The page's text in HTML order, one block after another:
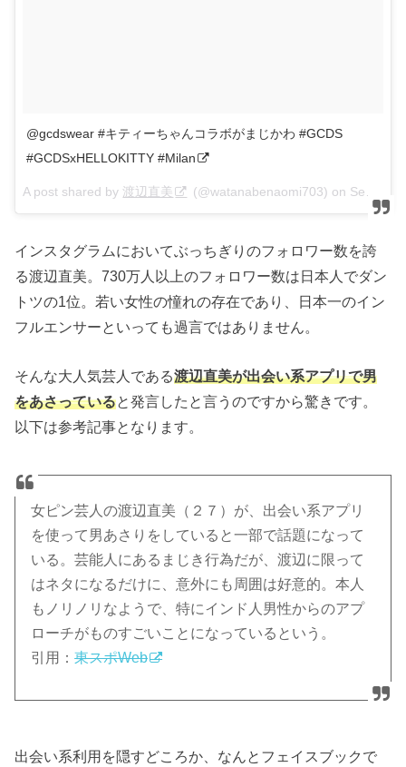
@gcdswear #キティーちゃんコラボがまじかわ #GCDS
#GCDSxHELLOKITTY #Milan
A post shared by渡辺直美 (@watanabenaomi703) on Sep 22, 2017 at 8:22pm PDT
インスタグラムにおいてぶっちぎりのフォロワー数を誇
る渡辺直美。730万人以上のフォロワー数は日本人でダン
トツの1位。若い女性の憧れの存在であり、日本一のイン
フルエンサーといっても過言ではありません。
そんな大人気芸人である渡辺直美が出会い系アプリで男
をあさっていると発言したと言うのですから驚きです。
以下は参考記事となります。
女ピン芸人の渡辺直美（２７）が、出会い系アプリ
を使って男あさりをしていると一部で話題になって
いる。芸能人にあるまじき行為だが、渡辺に限って
はネタになるだけに、意外にも周囲は好意的。本人
もノリノリなようで、特にインド人男性からのアプ
ローチがものすごいことになっているという。
引用：東スポWeb
出会い系利用を隠すどころか、なんとフェイスブックで